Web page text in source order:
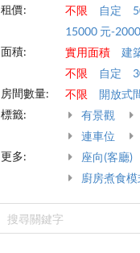
租價:
不限 自定
15000 元-
面積:
實用面積
建
不限
自定
房間數量:
不限 開放式
標籤:
有景觀
連車位
更多:
座向(客廳)
廚房煮食模